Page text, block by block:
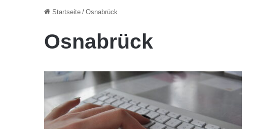
Startseite / Osnabrück
Osnabrück